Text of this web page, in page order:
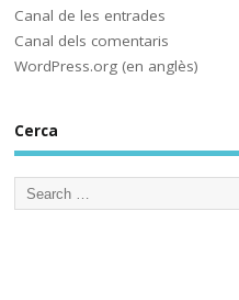
implementar-les?
no protegirem les
aprendizaje
Canal de les entrades
Canal dels comentaris
WordPress.org (en anglès)
Cerca